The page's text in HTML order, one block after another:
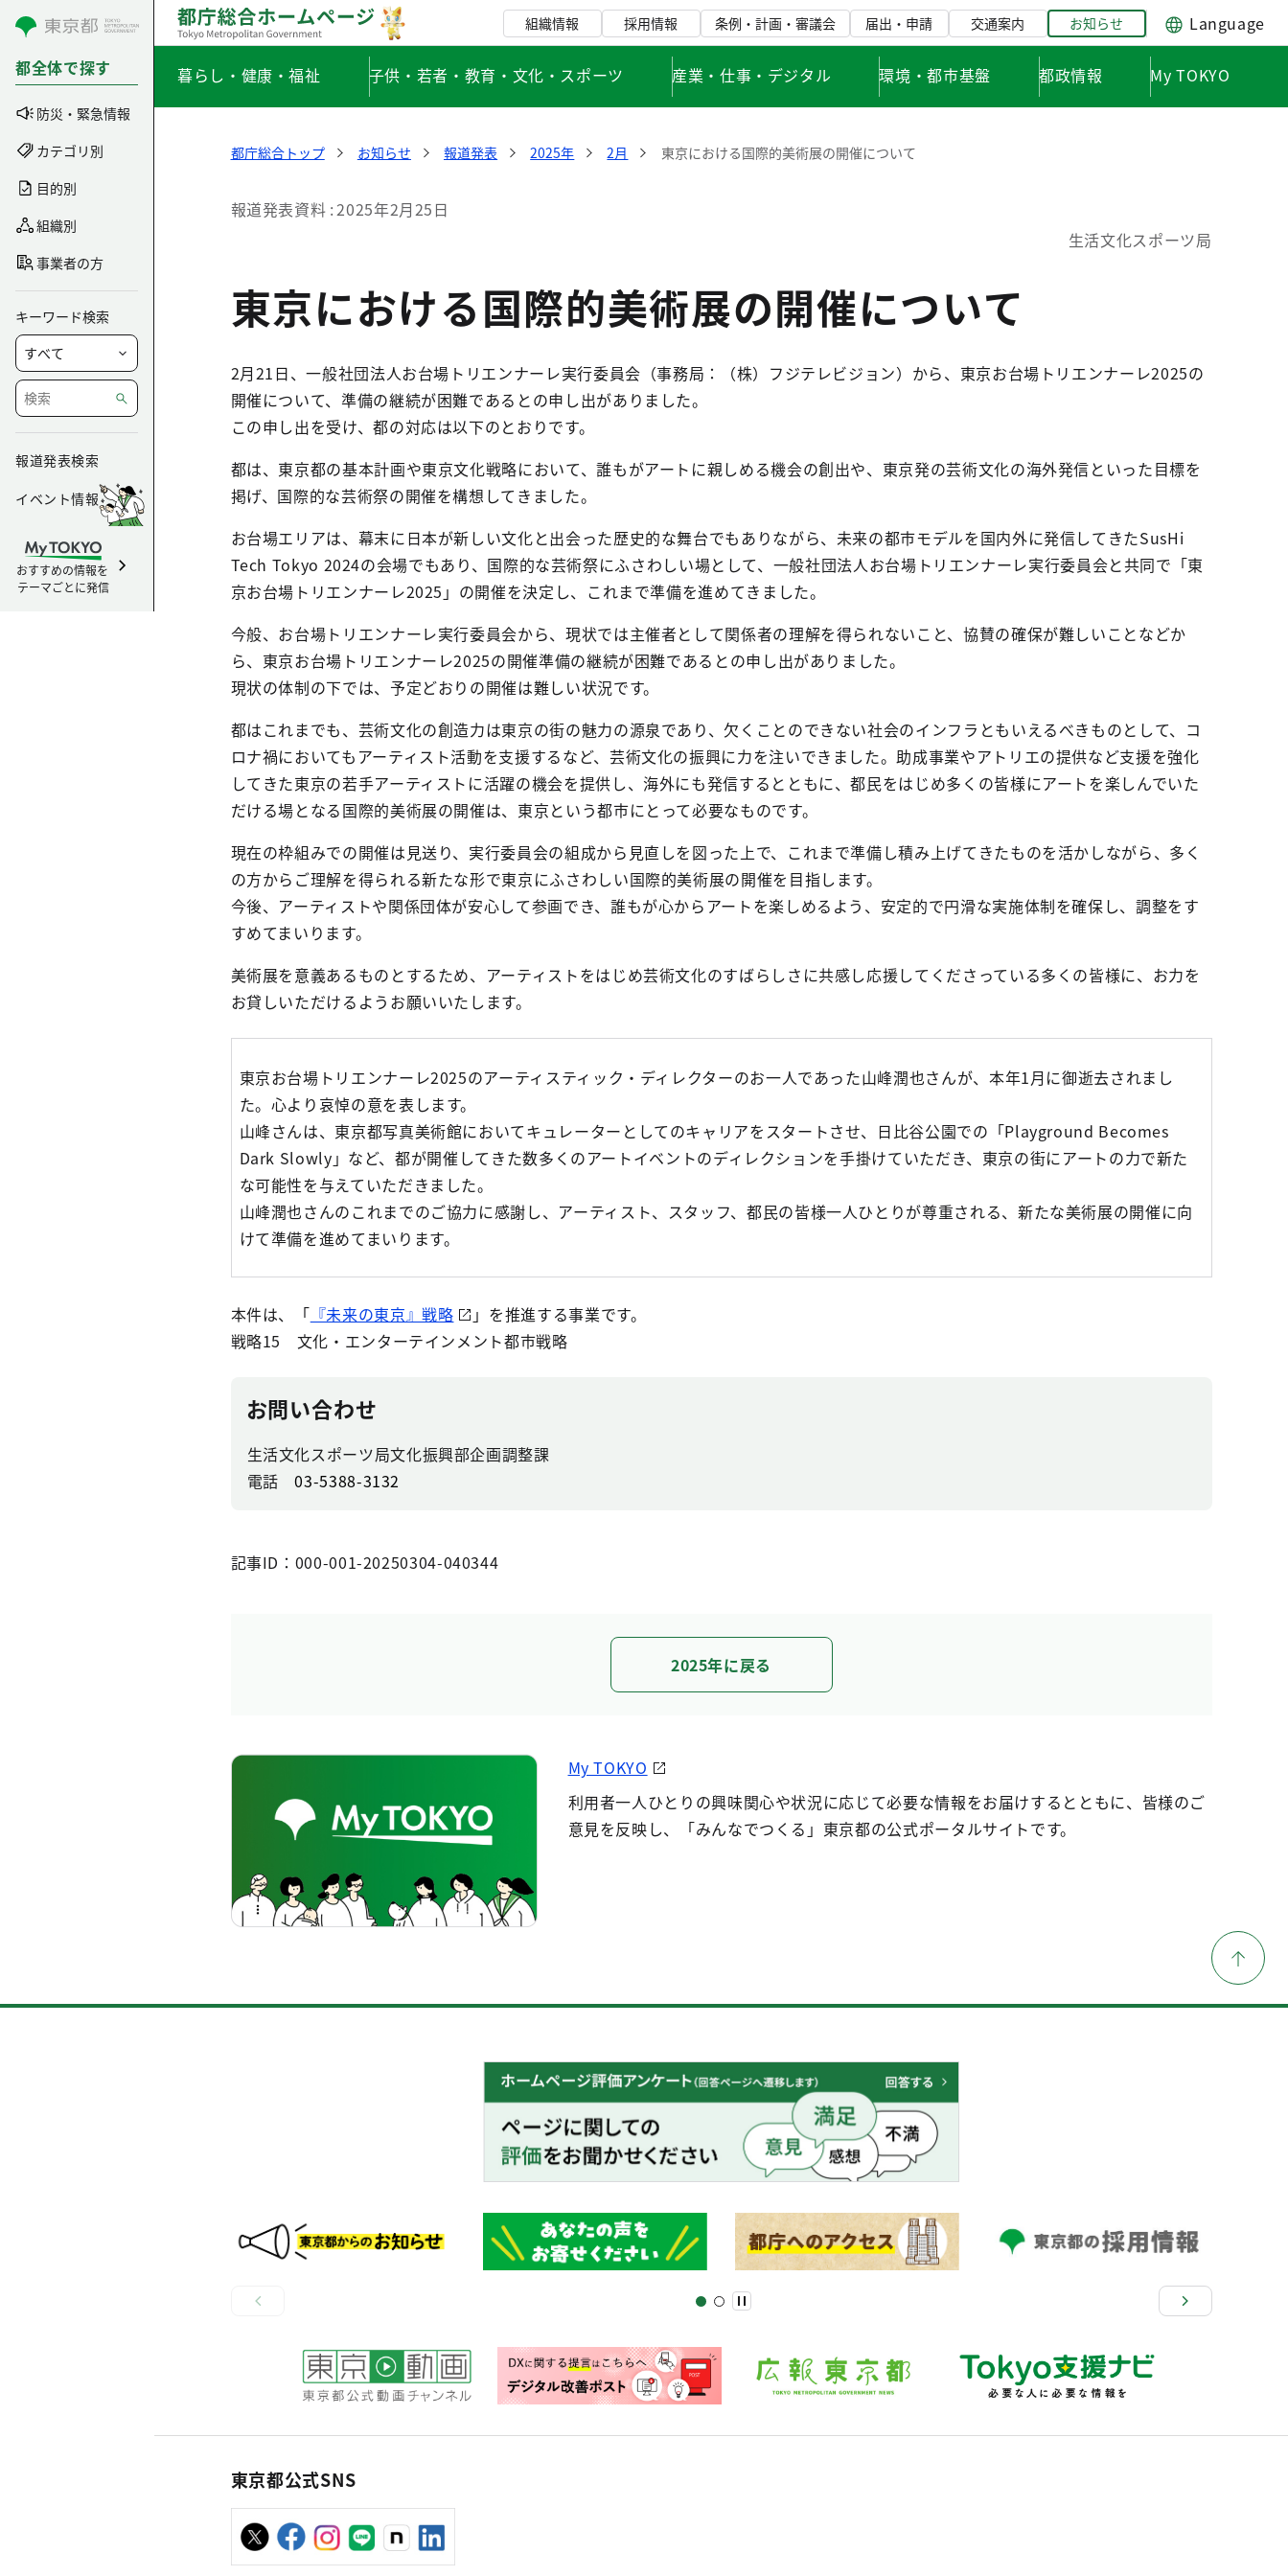
コンテンツにスキップ
都全体で探す
防災・緊急情報
カテゴリ別
目的別
組織別
事業者の方
キーワード検索
報道発表検索
イベント情報
おすすめの情報を
テーマごとに発信
組織情報 採用情報 条例・計画・審議会 届出・申請 交通案内 お知らせ Language
暮らし・健康・福祉 子供・若者・教育・文化・スポーツ 産業・仕事・デジタル 環境・都市基盤 都政情報 My TOKYO
都庁総合トップ お知らせ 報道発表 2025年 2月 東京における国際的美術展の開催について
報道発表資料 2025年2月25日
生活文化スポーツ局
東京における国際的美術展の開催について
2月21日、一般社団法人お台場トリエンナーレ実行委員会（事務局：（株）フジテレビジョン）から、東京お台場トリエンナーレ2025の
開催について、準備の継続が困難であるとの申し出がありました。
この申し出を受け、都の対応は以下のとおりです。
都は、東京都の基本計画や東京文化戦略において、誰もがアートに親しめる機会の創出や、東京発の芸術文化の海外発信といった目標を
掲げ、国際的な芸術祭の開催を構想してきました。
お台場エリアは、幕末に日本が新しい文化と出会った歴史的な舞台でもありながら、未来の都市モデルを国内外に発信してきたSusHi
Tech Tokyo 2024の会場でもあり、国際的な芸術祭にふさわしい場として、一般社団法人お台場トリエンナーレ実行委員会と共同で「東
京お台場トリエンナーレ2025」の開催を決定し、これまで準備を進めてきました。
今般、お台場トリエンナーレ実行委員会から、現状では主催者として関係者の理解を得られないこと、協賛の確保が難しいことなどか
ら、東京お台場トリエンナーレ2025の開催準備の継続が困難であるとの申し出がありました。
現状の体制の下では、予定どおりの開催は難しい状況です。
都はこれまでも、芸術文化の創造力は東京の街の魅力の源泉であり、欠くことのできない社会のインフラともいえるべきものとして、コ
ロナ禍においてもアーティスト活動を支援するなど、芸術文化の振興に力を注いできました。助成事業やアトリエの提供など支援を強化
してきた東京の若手アーティストに活躍の機会を提供し、海外にも発信するとともに、都民をはじめ多くの皆様にアートを楽しんでいた
だける場となる国際的美術展の開催は、東京という都市にとって必要なものです。
現在の枠組みでの開催は見送り、実行委員会の組成から見直しを図った上で、これまで準備し積み上げてきたものを活かしながら、多く
の方からご理解を得られる新たな形で東京にふさわしい国際的美術展の開催を目指します。
今後、アーティストや関係団体が安心して参画でき、誰もが心からアートを楽しめるよう、安定的で円滑な実施体制を確保し、調整をす
すめてまいります。
美術展を意義あるものとするため、アーティストをはじめ芸術文化のすばらしさに共感し応援してくださっている多くの皆様に、お力を
お貸しいただけるようお願いいたします。
東京お台場トリエンナーレ2025のアーティスティック・ディレクターのお一人であった山峰潤也さんが、本年1月に御逝去されまし
た。心より哀悼の意を表します。
山峰さんは、東京都写真美術館においてキュレーターとしてのキャリアをスタートさせ、日比谷公園での「Playground Becomes
Dark Slowly」など、都が開催してきた数多くのアートイベントのディレクションを手掛けていただき、東京の街にアートの力で新た
な可能性を与えていただきました。
山峰潤也さんのこれまでのご協力に感謝し、アーティスト、スタッフ、都民の皆様一人ひとりが尊重される、新たな美術展の開催に向
けて準備を進めてまいります。
本件は、「 『未来の東京』戦略
」を推進する事業です。
戦略15 文化・エンターテインメント都市戦略
お問い合わせ
生活文化スポーツ局文化振興部企画調整課
電話03-5388-3132
記事ID：000-001-20250304-040344
2025年に戻る
My TOKYO
利用者一人ひとりの興味関心や状況に応じて必要な情報をお届けするとともに、皆様のご
意見を反映し、「みんなでつくる」東京都の公式ポータルサイトです。
東京都公式SNS